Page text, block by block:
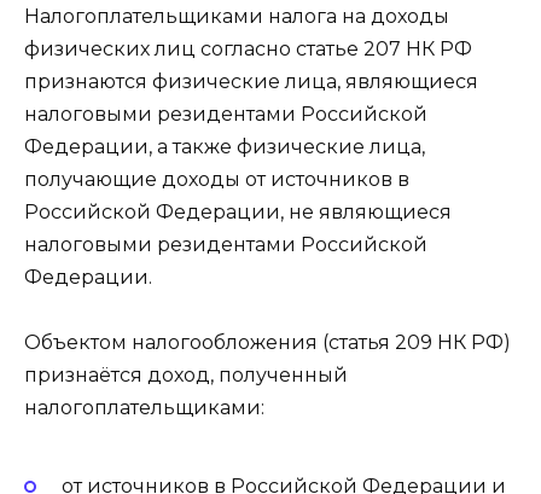
Налогоплательщиками налога на доходы
физических лиц согласно статье 207 НК РФ
признаются физические лица, являющиеся
налоговыми резидентами Российской
Федерации, а также физические лица,
получающие доходы от источников в
Российской Федерации, не являющиеся
налоговыми резидентами Российской
Федерации.
Объектом налогообложения (статья 209 НК РФ)
признаётся доход, полученный
налогоплательщиками:
от источников в Российской Федерации и